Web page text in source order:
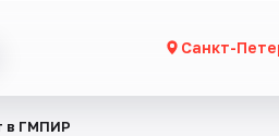
Санкт-
в ГМПИР